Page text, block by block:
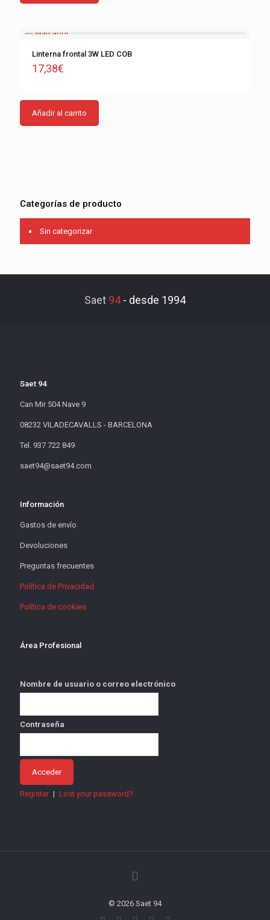
Linterna frontal 3W LED COB
17,38€
Añadir al carrito
Categorías de producto
Sin categorizar
Saet 94- desde 1994
Saet 94
Can Mir 504 Nave 9
08232 VILADECAVALLS - BARCELONA
Tel. 937 722 849
saet94@saet94.com
Información
Gastos de envío
Devoluciones
Preguntas frecuentes
Política de Privacidad
Política de cookies
Área Profesional
Nombre de usuario o correo electrónico
Contraseña
Register | Lost your password?
© 2026 Saet 94